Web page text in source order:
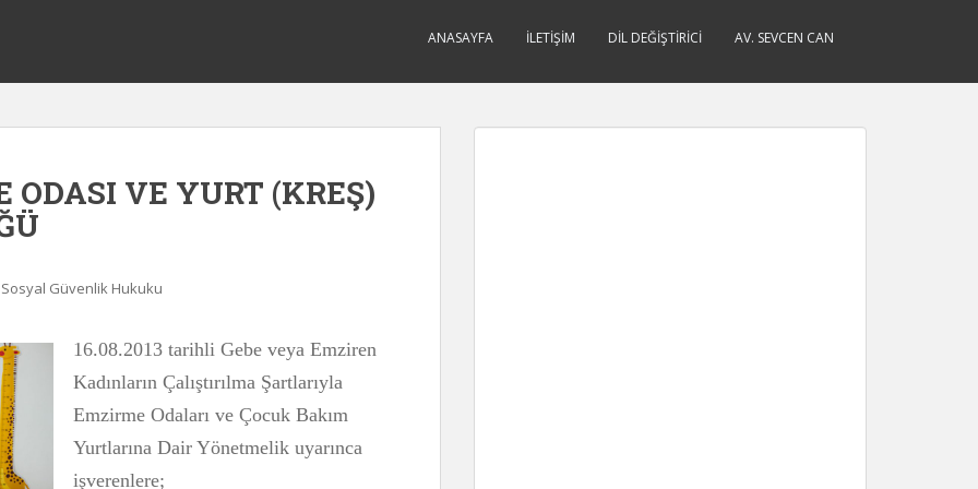
ANASAYFA İLETIŞIM DIL DEĞIŞTIRICI AV. SEVCEN CAN
VE YURT (KREŞ)
Güvenlik Hukuku
16.08.2013 tarihli Gebe veya Emziren
Kadınların Çalıştırılma Şartlarıyla
Emzirme Odaları ve Çocuk Bakım
Yurtlarına Dair Yönetmelik uyarınca
işverenlere;